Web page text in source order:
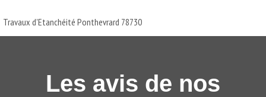
Travaux d'Etanchéité Ponthevrard 78730
Les avis de nos